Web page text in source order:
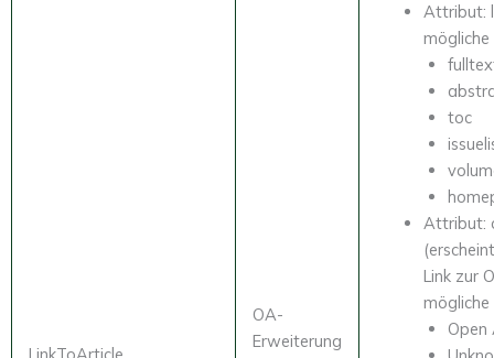
OA-
Erweiterung
Attribut:
toc
Attribut:
Link zur
Open